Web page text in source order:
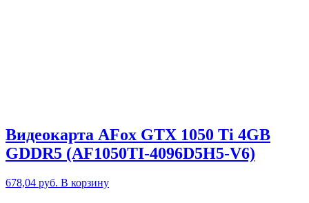
Видеокарта AFox GTX 1050 Ti 4GB
GDDR5 (AF1050TI-4096D5H5-V6)
678,04 руб. В корзину